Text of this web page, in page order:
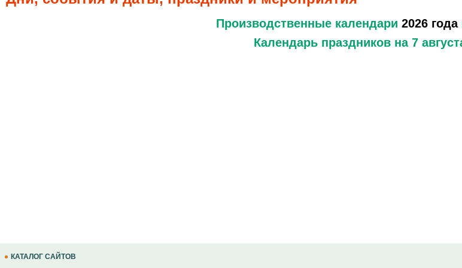
Производственные календари 2026 года
Календарь праздников на 7
КАТАЛОГ САЙТОВ